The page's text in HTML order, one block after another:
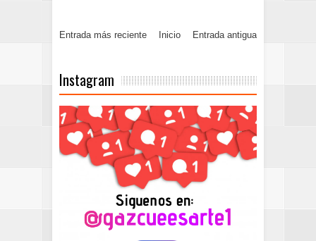
Entrada más reciente Entrada antigua
Inicio
Instagram